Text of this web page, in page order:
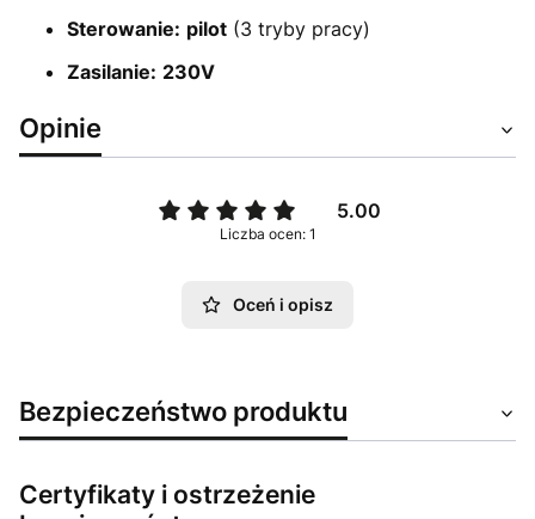
Sterowanie: pilot (3 tryby pracy)
Zasilanie: 230V
Opinie
5.00
Liczba ocen: 1
Oceń i opisz
Bezpieczeństwo produktu
Certyfikaty i ostrzeżenie